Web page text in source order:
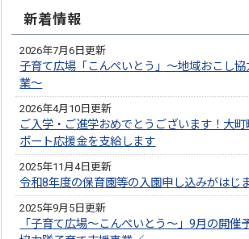
新着情報
2026年7月6日更新
子育て広場「こんぺいとう」～地域おこし
業～
2026年4月10日更新
ご入学・ご進学おめでとうございます！大
ポート応援金を支給します
2025年11月4日更新
令和8年度の保育園等の入園申し込みがはじ
2025年9月5日更新
「子育て広場～こんぺいとう～」9月の開催